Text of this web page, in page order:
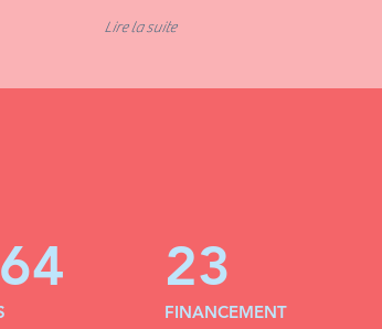
Lire la suite
23
FINANCEMENT